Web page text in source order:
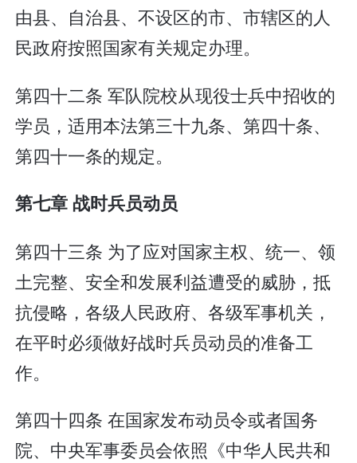
由县、自治县、不设区的市、市辖区的人
民政府按照国家有关规定办理。
第四十二条 军队院校从现役士兵中招收的
学员，适用本法第三十九条、第四十条、
第四十一条的规定。
第七章 战时兵员动员
第四十三条 为了应对国家主权、统一、领
土完整、安全和发展利益遭受的威胁，抵
抗侵略，各级人民政府、各级军事机关，
在平时必须做好战时兵员动员的准备工
作。
第四十四条 在国家发布动员令或者国务
院、中央军事委员会依照《中华人民共和